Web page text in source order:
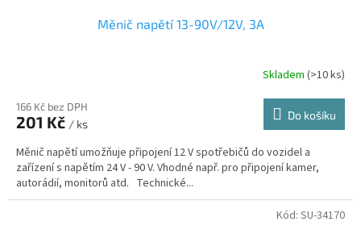
Měnič napětí 13-90V/12V, 3A
Skladem (>10 ks)
166 Kč bez DPH
201 Kč / ks
Do košíku
Měnič napětí umožňuje připojení 12 V spotřebičů do vozidel a
zařízení s napětím 24 V - 90 V. Vhodné např. pro připojení kamer,
autorádií, monitorů atd. Technické...
Kód: SU-34170